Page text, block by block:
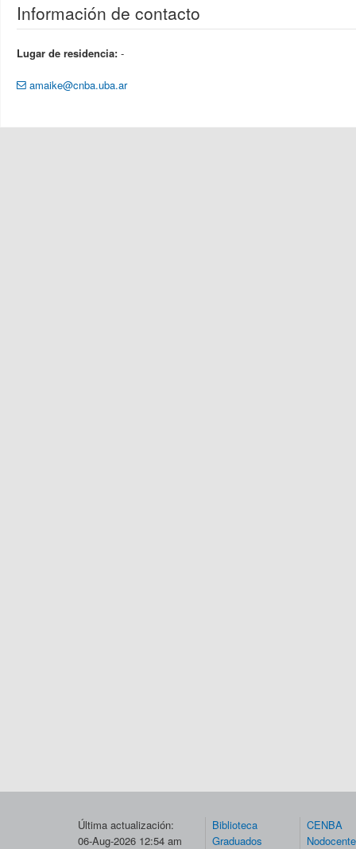
Información de contacto
Lugar de residencia: -
amaike@cnba.uba.ar
Última actualización:
06-Aug-2026 12:54 am
Biblioteca
Graduados
CENBA